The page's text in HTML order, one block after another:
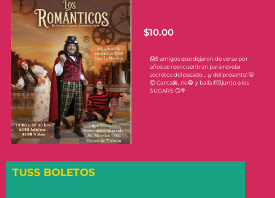
$10.00
😱5 amigos que dejaron de verse por
años se reencuentran para revelar
secretos del pasado… ¡y del presente! 🤫
🤯 Canta🎤, ríe😂 y baila 💃🏻junto a los
SUGARS 😏🍭
TUSS BOLETOS